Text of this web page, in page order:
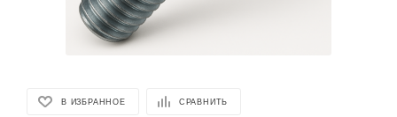
В ИЗБРАННОЕ СРАВНИТЬ